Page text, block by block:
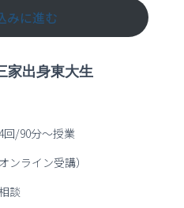
みに進む
家出身東大生
/90分～授業
ンライン受講）
談